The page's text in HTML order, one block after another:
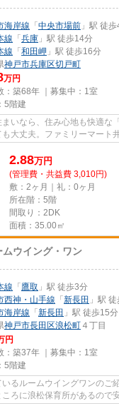
海岸線 「 中央市場前 」駅 徒
線 「 兵庫 」駅 徒歩14分
線 「 和田岬 」駅 徒歩16分
神戸市兵庫区切戸町
万円
：築68年 ｜募集中： 1室
5階建
いなら、住み心地も快適な
大丈夫。ファミリーマート
...
2.88万円
(管理費・共益費 3,010円)
敷：2ヶ月｜礼：0ヶ月
所在階：5階
間取り：2DK
面積：35.00㎡
ムウイング・ワン
線 「 鷹取 」駅 徒歩3分
西神・山手線 「 新長田 」駅
海岸線 「 新長田 」駅 徒歩15分
神戸市長田区浪松町 ４丁目
円
：築37年 ｜募集中： 1室
5階建
るルームウイングワンのご
ろに浪松保育所があるので